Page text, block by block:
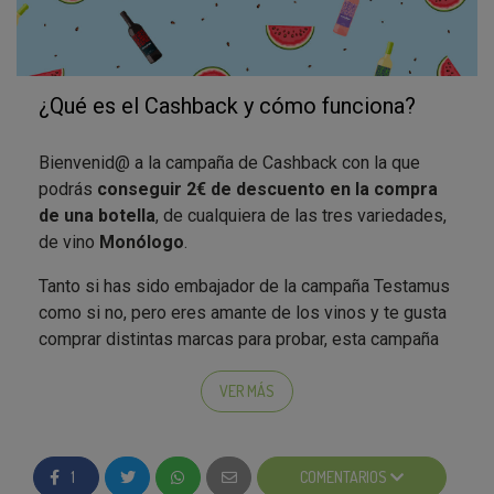
acidez y un persistente y largo regusto en el
que vuelven a aparecer las notas frutales y
cítricas.
¿Ya has ido a buscar tu botella de vino Monólogo
llegar para recuperar 2€;)
¿Qué es el Cashback y cómo funciona?
Bienvenid@ a la campaña de Cashback con la que
podrás conseguir 2€ de descuento en la compra
de una botella, de cualquiera de las tres variedades,
de vino Monólogo
Tanto si has sido embajador de la campaña Testamus
como si no, pero eres amante de los vinos y te gusta
comprar distintas marcas para probar, esta campaña
comprar el producto al supermercado
te devolvemos los 2€en tres sencillos pasos:
Al comprar cualquiera de las tres variedades de
vino Monólogo, guarda tu ticket de compra.
VER MÁS
1 COMENTARIOS